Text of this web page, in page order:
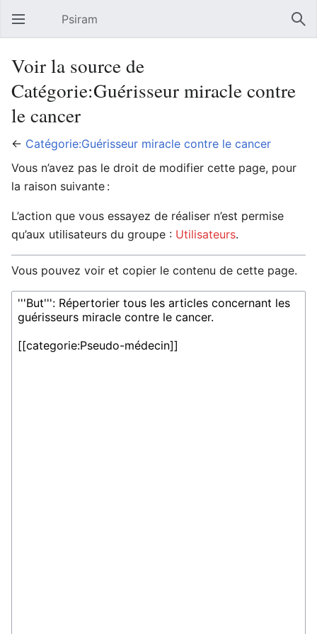
Ouvrir le menu principal Psiram
Voir la source de
Catégorie:Guérisseur miracle contre
le cancer
← Catégorie:Guérisseur miracle contre le cancer
Vous n’avez pas le droit de modifier cette page, pour
la raison suivante :
L’action que vous essayez de réaliser n’est permise
qu’aux utilisateurs du groupe : Utilisateurs.
Vous pouvez voir et copier le contenu de cette page.